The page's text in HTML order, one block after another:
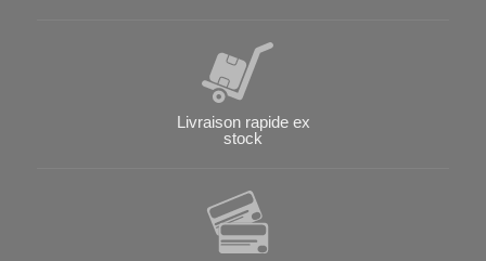
Livraison rapide ex
stock